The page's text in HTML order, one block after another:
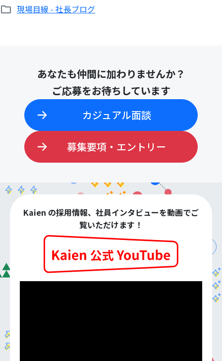
現場目線 - 社長ブログ
あなたも仲間に加わりませんか？
ご応募をお待ちしています
カジュアル面談
募集要項・エントリー
Kaien の採用情報、社員インタビューを動画でご
覧いただけます！